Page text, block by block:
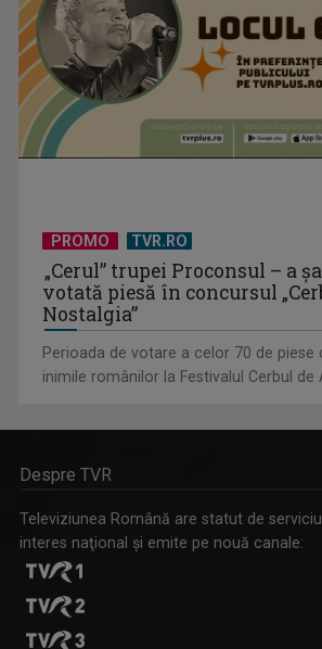
PROMO TVR.RO
„Cerul” trupei Proconsul – a
votată piesă în concursul
Nostalgia”
Perioada de votare a celor 70 de piese
inimile românilor la Festivalul Cerbul de
Despre TVR
Televiziunea Română are statut de
interes naţional şi emite pe nouă canale: